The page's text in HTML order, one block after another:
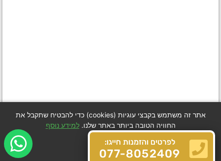
אתר זה משתמש בקבצי עוגיות (cookies) כדי להבטיח שתקבל את
החוויה הטובה ביותר באתר שלנו.למידע נוסף
Got it
לפרטים והזמנות חייגו:
077-8052409